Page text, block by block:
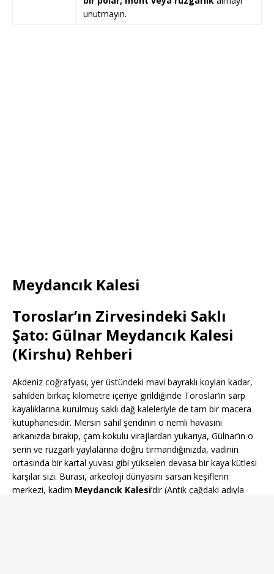
unutmayın.
Meydancık Kalesi
Toroslar’ın Zirvesindeki Saklı
Şato: Gülnar Meydancık Kalesi
(Kirshu) Rehberi
Akdeniz coğrafyası, yer üstündeki mavi bayraklı koyları kadar,
sahilden birkaç kilometre içeriye girildiğinde Toroslar’ın sarp
kayalıklarına kurulmuş saklı dağ kaleleriyle de tam bir macera
kütüphanesidir. Mersin sahil şeridinin o nemli havasını
arkanızda bırakıp, çam kokulu virajlardan yukarıya, Gülnar’ın o
serin ve rüzgarlı yaylalarına doğru tırmandığınızda, vadinin
ortasında bir kartal yuvası gibi yükselen devasa bir kaya kütlesi
karşılar sizi. Burası, arkeoloji dünyasını sarsan keşiflerin
merkezi, kadim Meydancık Kalesi’dir (Antik çağdaki adıyla